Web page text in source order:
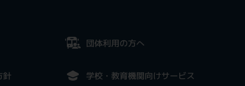
針
団体利用の方へ
学校・教育機関向けサービス